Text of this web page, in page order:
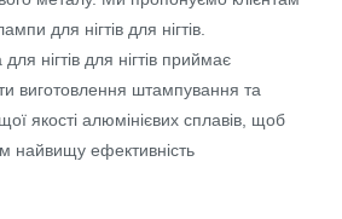
для нігтів для нігтів.
нігтів для нігтів приймає
виготовлення штампування та
якості алюмінієвих сплавів, щоб
найвищу ефективність